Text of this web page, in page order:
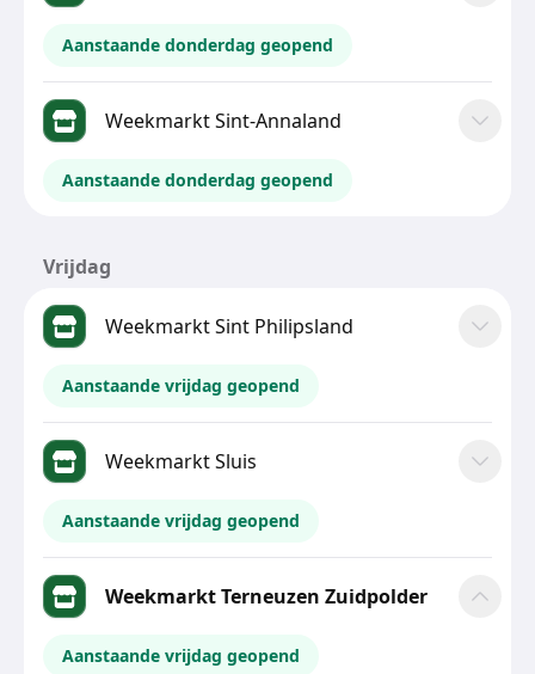
Aanstaande donderdag geopend
Weekmarkt Sint-Annaland
Aanstaande donderdag geopend
Vrijdag
Weekmarkt Sint Philipsland
Aanstaande vrijdag geopend
Weekmarkt Sluis
Aanstaande vrijdag geopend
Weekmarkt Terneuzen Zuidpolder
Aanstaande vrijdag geopend